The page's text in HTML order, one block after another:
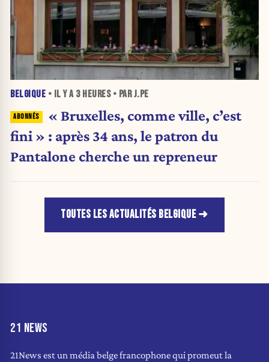
BELGIQUE • IL Y A 3 HEURES• PAR J.PE
« Bruxelles, comme ville, c’est
fini » : après 34 ans, le patron du
Pantalone cherche un repreneur
TOUTES LES ACTUALITÉS BELGIQUE
21 NEWS
21News est un média belge francophone qui promeut la